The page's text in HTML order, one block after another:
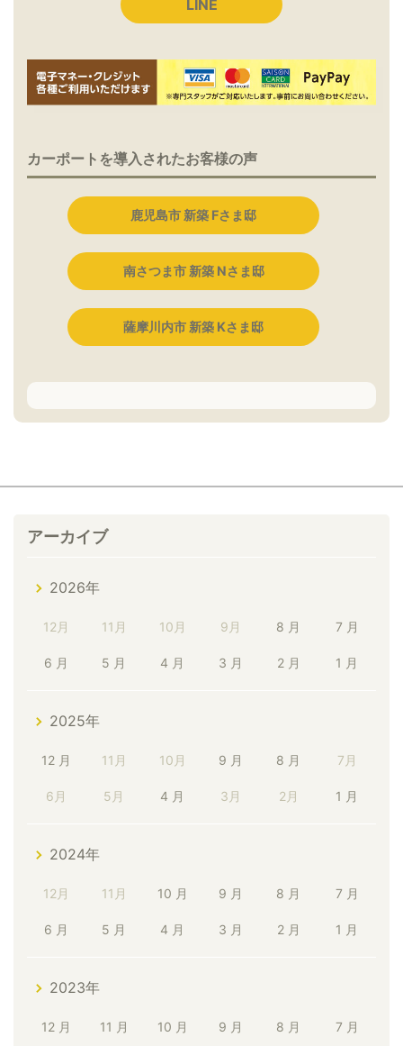
LINE
カーポートを導入されたお客様の声
鹿児島市 新築 Fさま邸
南さつま市 新築 Nさま邸
薩摩川内市 新築 Kさま邸
アーカイブ
2026年
12月 11月 10月 9月 8 月 7 月
6 月 5 月 4 月 3 月 2 月 1 月
2025年
12 月 11月 10月 9 月 8 月 7月
6月 5月 4 月 3月 2月 1 月
2024年
12月 11月 10 月 9 月 8 月 7 月
6 月 5 月 4 月 3 月 2 月 1 月
2023年
12 月 11 月 10 月 9 月 8 月 7 月